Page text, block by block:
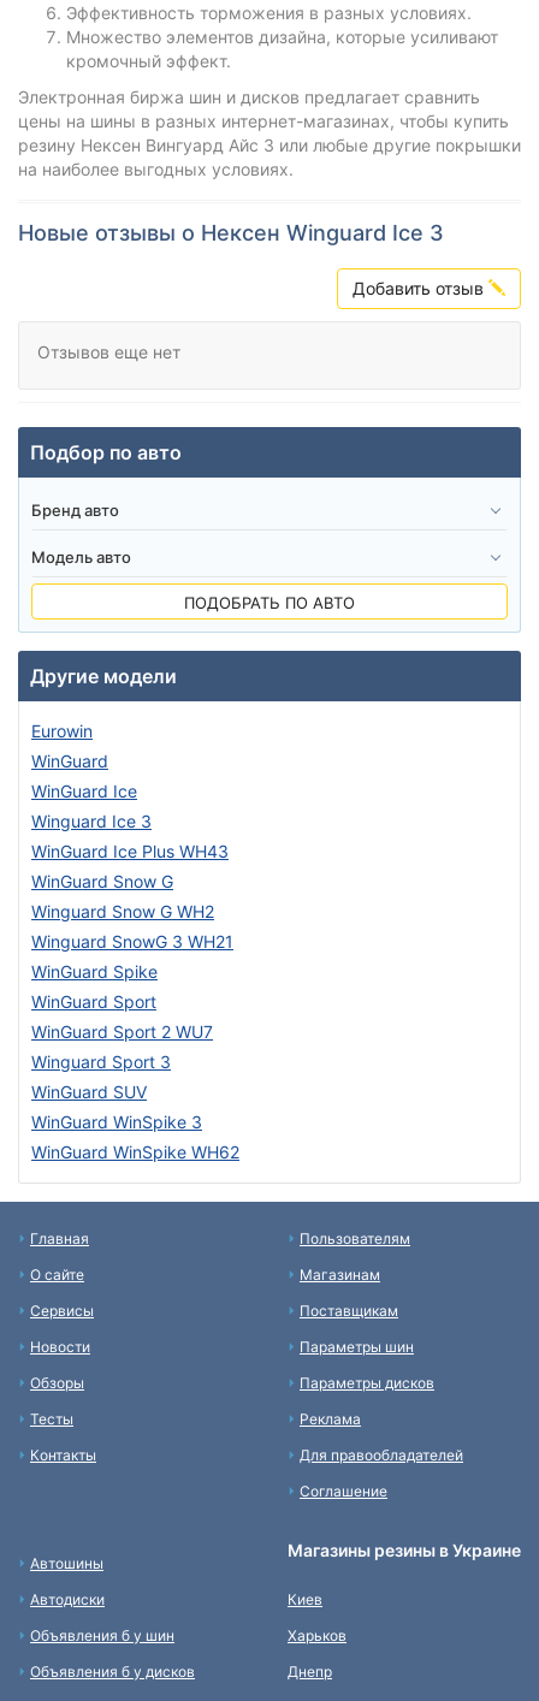
Эффективность торможения в разных условиях.
Множество элементов дизайна, которые усиливают
кромочный эффект.
Электронная биржа шин и дисков предлагает сравнить
цены на шины в разных интернет-магазинах, чтобы купить
резину Нексен Вингуард Айс 3 или любые другие покрышки
на наиболее выгодных условиях.
Новые отзывы о Нексен Winguard Ice 3
Добавить отзыв
Отзывов еще нет
Подбор по авто
ПОДОБРАТЬ ПО АВТО
Другие модели
Eurowin
WinGuard
WinGuard Ice
Winguard Ice 3
WinGuard Ice Plus WH43
WinGuard Snow G
Winguard Snow G WH2
Winguard SnowG 3 WH21
WinGuard Spike
WinGuard Sport
WinGuard Sport 2 WU7
Winguard Sport 3
WinGuard SUV
WinGuard WinSpike 3
WinGuard WinSpike WH62
Главная
О сайте
Сервисы
Новости
Обзоры
Тесты
Контакты
Пользователям
Магазинам
Поставщикам
Параметры шин
Параметры дисков
Реклама
Для правообладателей
Соглашение
Автошины
Автодиски
Объявления б у шин
Объявления б у дисков
Магазины резины в Украине
Киев
Харьков
Днепр